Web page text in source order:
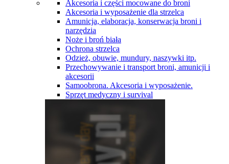
Akcesoria i części mocowane do broni
Akcesoria i wyposażenie dla strzelca
Amunicja, elaboracja, konserwacja broni i
narzędzia
Noże i broń biała
Ochrona strzelca
Odzież, obuwie, mundury, naszywki itp.
Przechowywanie i transport broni, amunicji i
akcesorii
Samoobrona. Akcesoria i wyposażenie.
Sprzęt medyczny i survival